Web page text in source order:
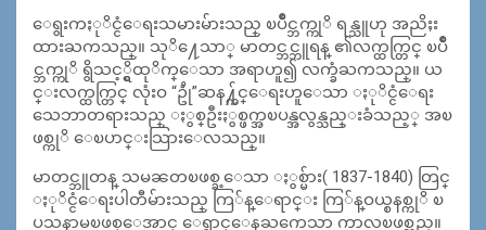
ေရွးကႏုိင္ငံေရးသမားမ်ားသည္ ၿပိဳင္ဘက္ကုိ ရန္သူဟု အညိႈး
ထားႀကသည္။ သုိ႔ေသာ္ မာတင္ဘင္ဘူရန္ ၏လက္ထက္တြင္ ၿပိဳ
င္ဘက္ကုိ ရွိသင့္ရွိထုိက္ေသာ အရာဟူ၍ လက္ခံႀကသည္။ ယ
င္းလက္ထက္တြင္ လုံးဝ “ဥႆုံ”ဆန႔္က်င္ေရးဟူေသာ ႏုိင္ငံေရး
သေဘာတရားသည္ ႏွစ္ဦးႏွစ္ဖက္အၿပန္အလွန္သည္းခံသည့္ အၿ
ဖစ္ကုိ ေၿပာင္းသြားေလသည္။
မာတင္ဘူတန္ သမၼတၿဖစ္ခ့ေသာ ႏွစ္မ်ား( 1837-1840) တြင္
ႏုိင္ငံေရးပါတီမ်ားသည္ ကြ်န္ေရာင္း ကြ်န္ဝယ္စနစ္ကုိ ၿ
ပသနာမၿဖစ္ေအာင္ ေရွာင္ေနႀကေသာ ကာလၿဖစ္သည္။